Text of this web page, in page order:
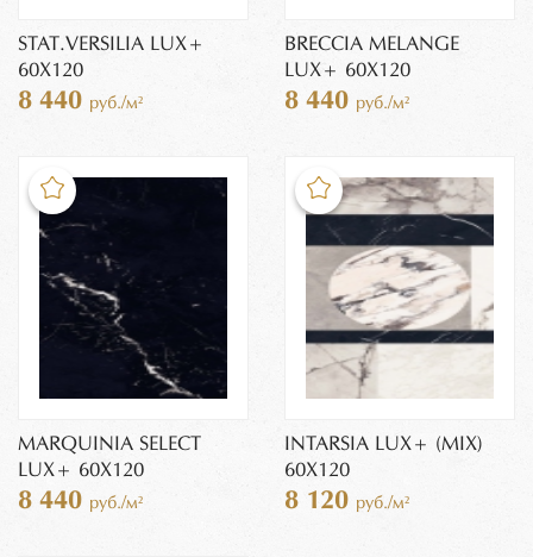
STAT.VERSILIA LUX+
60X120
8 440 руб./м²
BRECCIA MELANGE
LUX+ 60X120
8 440 руб./м²
MARQUINIA SELECT
LUX+ 60X120
8 440 руб./м²
INTARSIA LUX+ (MIX)
60X120
8 120 руб./м²